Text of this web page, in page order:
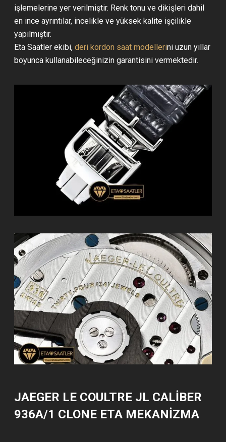
işlemelerine yer verilmiştir. Renk tonu ve dikişleri dahil
en ince ayrıntılar, incelikle ve yüksek kalite işçilikle
yapılmıştır.
Eta Saatler ekibi,deri kordon saat modellerini uzun yıllar
boyunca kullanabileceğinizin garantisini vermektedir.
JAEGER LE COULTRE JL CALIBER
936A/1 CLONE ETA MEKANIZMA